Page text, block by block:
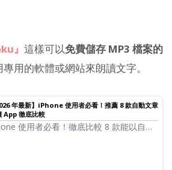
』 這樣可以免費儲存 MP3 檔案的
專用的軟體或網站來朗讀文字。
年最新】iPhone 使用者必看！推薦 8 款自動文章
App 徹底比較
使用者必看！徹底比較 8 款能以自然